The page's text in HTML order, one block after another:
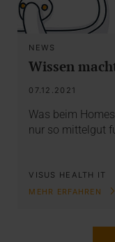
NEWS
Wissen
07.12.2021
Was beim
nur so mittelgut
VISUS HEALTH IT
MEHR ERFAHREN